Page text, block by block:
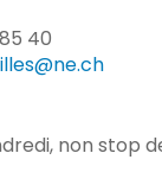
40
non stop